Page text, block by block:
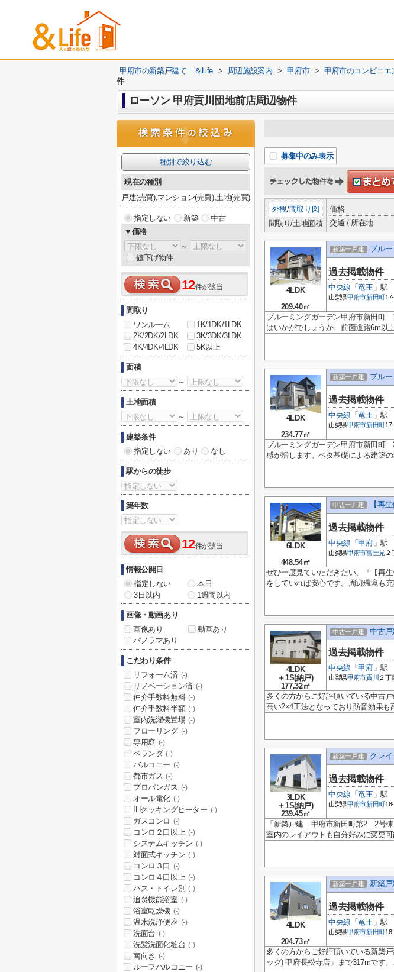
甲府市の新築戸建て｜＆Life > 周辺施設案内 > 甲府市 > 甲府市のコンビニエ
件
ローソン 甲府貢川団地前店周辺物件
募集中のみ表示
外観/間取り図
間取り/土地面積
価格
交通 / 所在地
4LDK
209.40㎡
新築一戸建 ブル
過去掲載物件
中央線 「竜王 」駅
山梨県甲府市新田町
ブルーミングガーデン甲府市新田町
はいかがでしょうか。前面道路6m以
4LDK
234.77㎡
新築一戸建 ブル
過去掲載物件
中央線 「竜王 」駅
山梨県甲府市新田町
ブルーミングガーデン甲府市新田町
感が増します。ベタ基礎による建築
6LDK
448.54㎡
中古一戸建 【再
過去掲載物件
中央線 「甲府」駅
山梨県甲府市富士見 ２
ぜひ一度見ていただきたい、「【再
をしていれば安心です。周辺環境も
4LDK
＋1S(納戸)
177.32㎡
中古一戸建 中古
過去掲載物件
中央線 「甲府」駅
山梨県甲府市貢川 ２丁
多くの方からご好評頂いている中古
高い2×4工法となっており防音効果
3LDK
＋1S(納戸)
239.45㎡
新築一戸建 クレ
過去掲載物件
中央線 「竜王 」駅
山梨県甲府市新田町18-
「新築戸建 甲府市新田町第2 2号棟
室内のレイアウトも自分好みに変更
4LDK
204.73㎡
新築一戸建 新築
過去掲載物件
中央線 「竜王 」駅
山梨県甲府市新田町18-
多くの方からご好評頂いている新築
ッグ) 甲府長松寺店」まで317mです
種別で絞り込む
現在の種別
戸建(売買),マンション(売買),土地(売買)
指定しない 新築
中古
▼価格
～
値下げ物件
12件が該当
間取り
ワンルーム
1K/1DK/1LDK
2K/2DK/2LDK
3K/3DK/3LDK
4K/4DK/4LDK
5K以上
面積
～
土地面積
～
建築条件
指定しない
あり なし
駅からの徒歩
築年数
12件が該当
情報公開日
指定しない
本日
3日以内
1週間以内
画像・動画あり
画像あり
動画あり
パノラマあり
こだわり条件
リフォーム済 (-)
リノベーション済 (-)
仲介手数料無料 (-)
仲介手数料半額 (-)
室内洗濯機置場 (-)
フローリング (-)
専用庭 (-)
ベランダ (-)
バルコニー (-)
都市ガス (-)
プロパンガス (-)
オール電化 (-)
IHクッキングヒーター (-)
ガスコンロ (-)
コンロ２口以上 (-)
システムキッチン (-)
対面式キッチン (-)
コンロ３口 (-)
コンロ４口以上 (-)
バス・トイレ別 (-)
追焚機能浴室 (-)
浴室乾燥機 (-)
温水洗浄便座 (-)
洗面台 (-)
洗髪洗面化粧台 (-)
南向き (-)
ルーフバルコニー (-)